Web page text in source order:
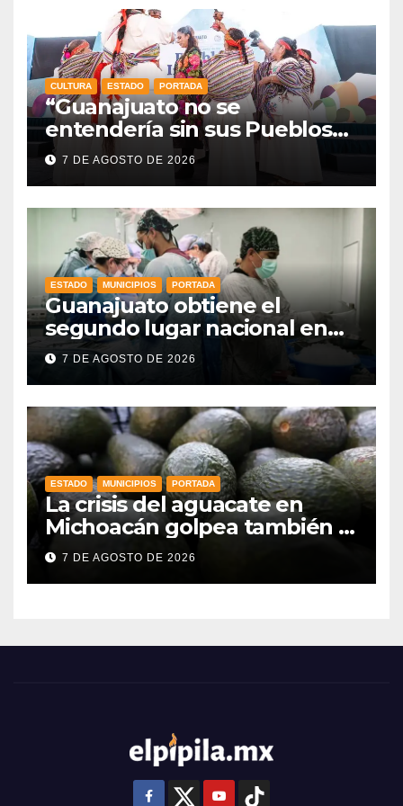
CULTURA ESTADO PORTADA
“Guanajuato no se
entendería sin sus Pueblos
Indígenas”: Libia Dennise
fortalece el orgullo del
7 DE AGOSTO DE 2026
ESTADO MUNICIPIOS PORTADA
Guanajuato obtiene el
segundo lugar nacional en
procuración de órganos
7 DE AGOSTO DE 2026
ESTADO MUNICIPIOS PORTADA
La crisis del aguacate en
Michoacán golpea también a
productores de Guanajuato
7 DE AGOSTO DE 2026